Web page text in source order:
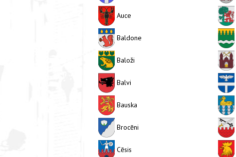
Auce
Baldone
Baloži
Balvi
Bauska
Brocēni
Cēsis